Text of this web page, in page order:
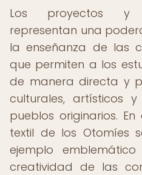
Los proyectos y
representan una
la enseñanza de las
que permiten a los
de manera directa y
culturales, artísticos
pueblos originarios.
textil de los Otomíes
ejemplo
creatividad de las